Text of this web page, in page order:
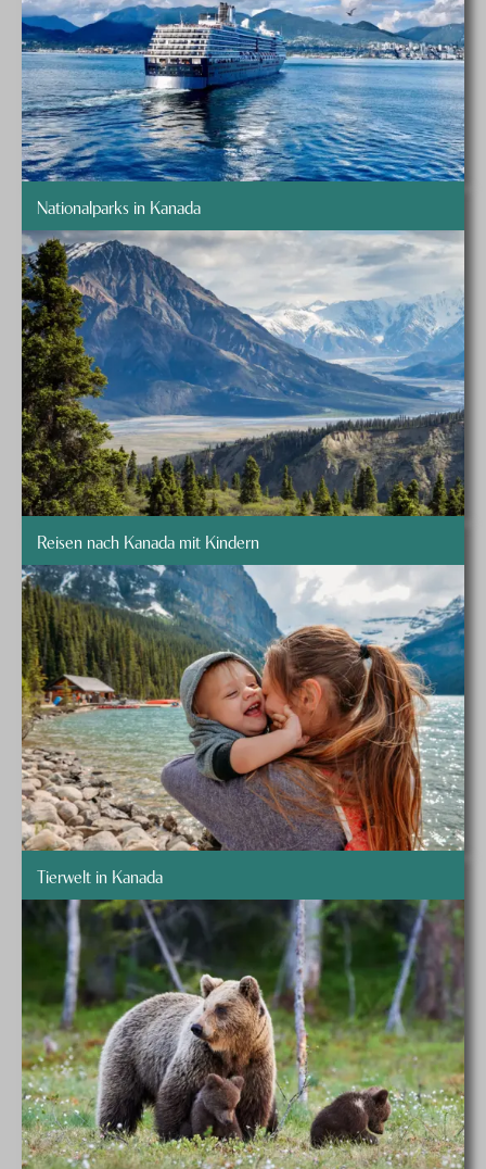
Nationalparks in Kanada
Reisen nach Kanada mit Kindern
Tierwelt in Kanada